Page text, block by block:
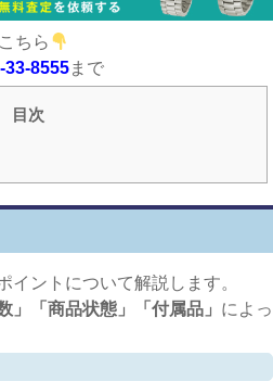
ちら
33-8555まで
目次
イントについて解説します。
」「商品状態」「付属品」 によっ